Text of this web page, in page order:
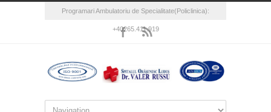
Programari Ambulatoriu de Specialitate(Policlinica):
+40265.411.919